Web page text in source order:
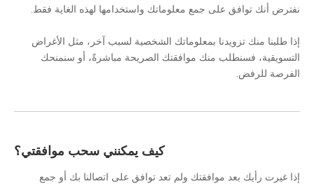
نفترض أنك توافق على جمع معلوماتك واستخدامها لهذه الغاية فقط.
إذا طلبنا منك تزويدنا بمعلوماتك الشخصية لسبب آخر، مثل الأغراض
التسويقية، فسنطلب منك موافقتك الصريحة مباشرةً، أو سنمنحك
الفرصة للرفض.
كيف يمكنني سحب موافقتي؟
إذا غيرت رأيك بعد موافقتك ولم تعد توافق على اتصالنا بك أو جمع